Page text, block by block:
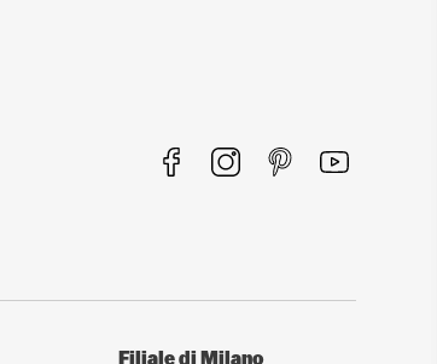
Filiale di Milano